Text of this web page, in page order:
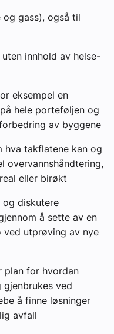
og gass), også til
innhold av helse-
eksempel en
hele porteføljen og
av byggene
hva takflatene kan og
overvannshåndtering,
eller birøkt
og diskutere
å sette av en
utprøving av nye
plan for hvordan
gjenbrukes ved
å finne løsninger
avfall